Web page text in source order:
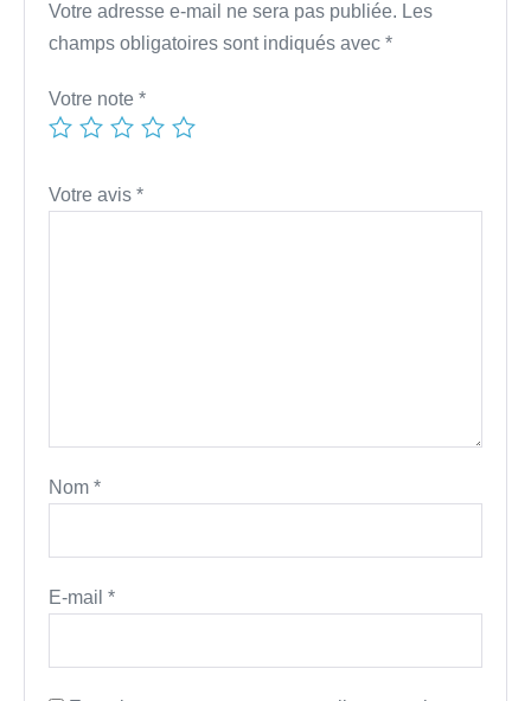
Votre adresse e-mail ne sera pas publiée. Les
champs obligatoires sont indiqués avec *
Votre note *
Votre avis *
Nom *
E-mail *